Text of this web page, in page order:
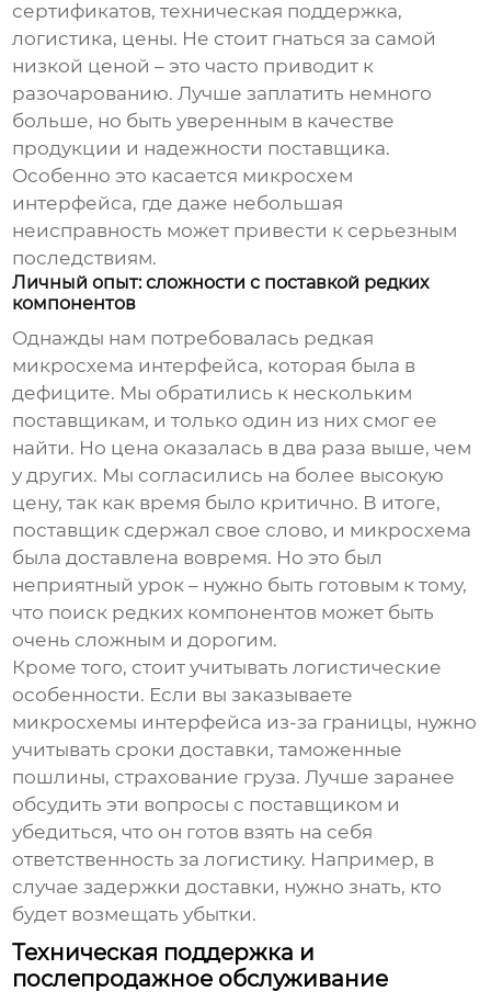
сертификатов, техническая поддержка,
логистика, цены. Не стоит гнаться за самой
низкой ценой – это часто приводит к
разочарованию. Лучше заплатить немного
больше, но быть уверенным в качестве
продукции и надежности поставщика.
Особенно это касается микросхем
интерфейса, где даже небольшая
неисправность может привести к серьезным
последствиям.
Личный опыт: сложности с поставкой редких
компонентов
Однажды нам потребовалась редкая
микросхема интерфейса, которая была в
дефиците. Мы обратились к нескольким
поставщикам, и только один из них смог ее
найти. Но цена оказалась в два раза выше, чем
у других. Мы согласились на более высокую
цену, так как время было критично. В итоге,
поставщик сдержал свое слово, и микросхема
была доставлена вовремя. Но это был
неприятный урок – нужно быть готовым к тому,
что поиск редких компонентов может быть
очень сложным и дорогим.
Кроме того, стоит учитывать логистические
особенности. Если вы заказываете
микросхемы интерфейса из-за границы, нужно
учитывать сроки доставки, таможенные
пошлины, страхование груза. Лучше заранее
обсудить эти вопросы с поставщиком и
убедиться, что он готов взять на себя
ответственность за логистику. Например, в
случае задержки доставки, нужно знать, кто
будет возмещать убытки.
Техническая поддержка и
послепродажное обслуживание